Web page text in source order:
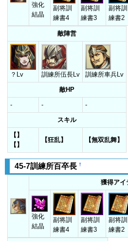
強化
結晶
副将訓
練書4
副将訓
練書3
副将訓
練書2
敵陣営
？Lv 訓練所伍長Lv 訓練所車兵Lv
敵HP
- - -
スキル
【】
【】
【狂乱】 【無双乱舞】
45-7訓練所百卒長 †
獲得アイ
強化
結晶
副将訓
練書4
副将訓
練書3
副将訓
練書2